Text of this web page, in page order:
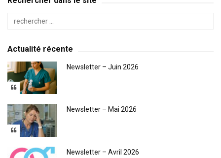
Actualité récente
Newsletter – Juin 2026
Newsletter – Mai 2026
Newsletter – Avril 2026